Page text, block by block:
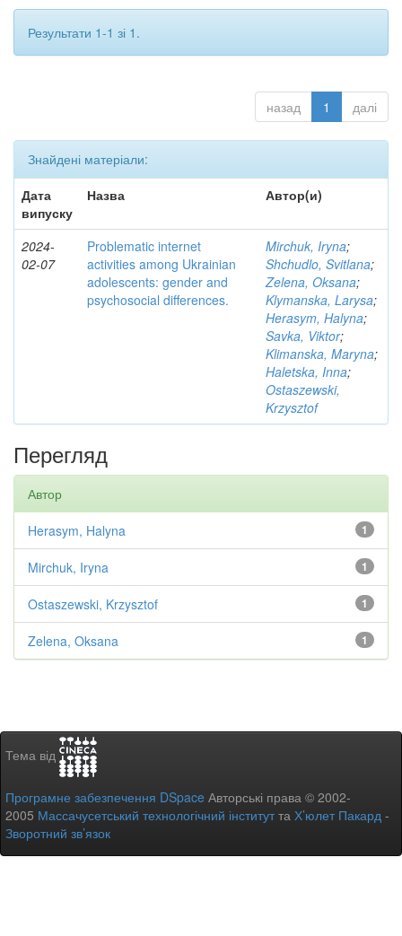
Результати 1-1 зі 1.
назад 1 далі
Знайдені матеріали:
Дата
випуску
Назва Автор(и)
2024-
02-07
Problematic internet
activities among Ukrainian
adolescents: gender and
psychosocial differences.
Mirchuk, Iryna;
Shchudlo, Svitlana;
Zelena, Oksana;
Klymanska, Larysa;
Herasym, Halyna;
Savka, Viktor;
Klimanska, Maryna;
Haletska, Inna;
Ostaszewski,
Krzysztof
Перегляд
Автор
1
Herasym, Halyna
1
Mirchuk, Iryna
1
Ostaszewski, Krzysztof
1
Zelena, Oksana
Тема від
Програмне забезпечення DSpace Авторські права © 2002-
2005 Массачусетський технологічний інститутта Х’юлет Пакард -
Зворотний зв’язок